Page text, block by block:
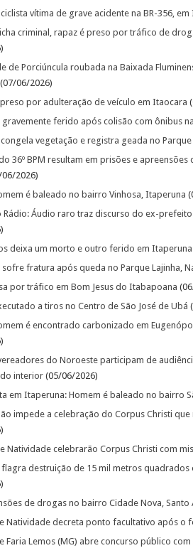
vítima de grave acidente na BR-356, em
criminal, rapaz é preso por tráfico de
de Porciúncula roubada na Baixada
06/2026)
por adulteração de veículo em Itaocara
ferido após colisão com ônibus
vegetação e registra geada no Parque
36º BPM resultam em prisões e
2026)
é baleado no bairro Vinhosa, Itaperuna
Áudio raro traz discurso do ex-prefeito
deixa um morto e outro ferido em Itaperuna
fratura após queda no Parque Lajinha,
por tráfico em Bom Jesus do Itabapoana
a tiros no Centro de São José de Ubá
é encontrado carbonizado em
do Noroeste participam de
interior(05/06/2026)
em Itaperuna: Homem é baleado no bairro
impede a celebração do Corpus Christi
Natividade celebrarão Corpus Christi com
flagra destruição de 15 mil metros quadrados
de drogas no bairro Cidade Nova, Santo
Natividade decreta ponto facultativo após o
Faria Lemos (MG) abre concurso público com